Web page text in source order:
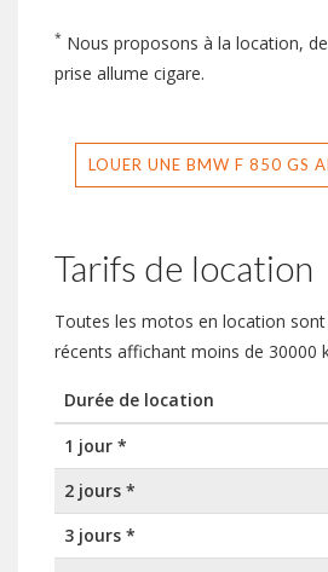
* Nous proposons à la location,
prise allume cigare.
LOUER UNE BMW F 850 GS
Tarifs de location
Toutes les motos en location
récents affichant moins de 30000
Durée de location
1 jour *
2 jours *
3 jours *